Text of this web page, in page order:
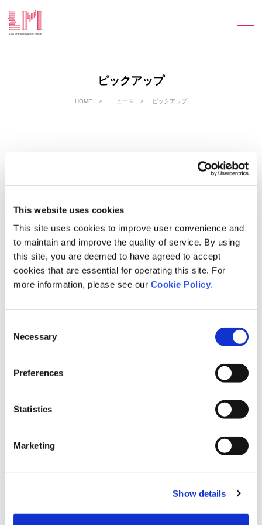
This website uses cookies
This site uses cookies to improve user convenience and
to maintain and improve the quality of service. By using
this site, you are deemed to have agreed to accept
cookies that are essential for operating this site. For
more information, please see our Cookie Policy.
Selection
Necessary
Preferences
Statistics
Marketing
Show details
ピックアップ
HOME ニュース ピックアップ
自治体職員のエンゲージメントと退職率・休職率の
2026.5.26
株式会社リンクアンドモチベーション（本社：東京都中央区、代表：
小笹芳央、証券コード：2170）は、全国7自治体・19,641名を対象に、
自治体職員のエンゲージメントと退職率・休職率の関連性に関する調
詳細はこちら